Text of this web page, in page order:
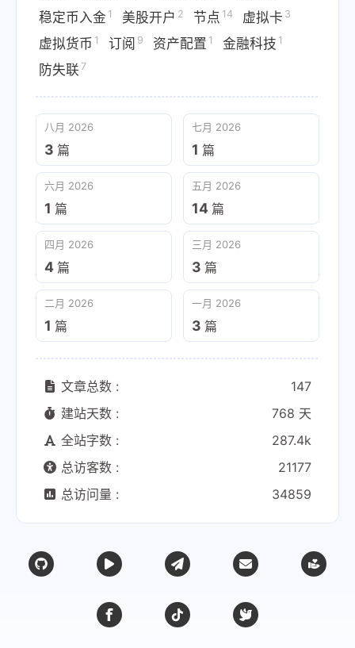
稳定币入金 1 美股开户 2 节点 14 虚拟卡 3
虚拟货币 1 订阅 9 资产配置 1 金融科技 1
防失联 7
八月 2026
3 篇
七月 2026
1 篇
六月 2026
1 篇
五月 2026
14 篇
四月 2026
4 篇
三月 2026
3 篇
二月 2026
1 篇
一月 2026
3 篇
文章总数 :
147
建站天数 :
768 天
全站字数 :
287.4k
总访客数 :
21177
总访问量 :
34859